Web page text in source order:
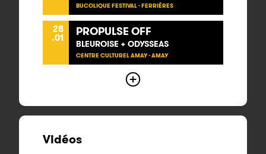
BUCOLIQUE FESTIVAL - FERRIÈRES
28
.01 PROPULSE OFF
BLEUROISE + ODYSSEAS
CENTRE CULTUREL AMAY - AMAY
Vidéos